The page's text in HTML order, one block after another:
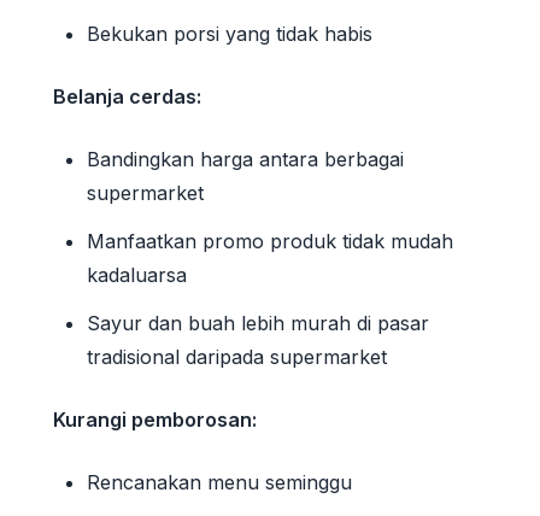
Bekukan porsi yang tidak habis
Belanja cerdas:
Bandingkan harga antara berbagai
supermarket
Manfaatkan promo produk tidak mudah
kadaluarsa
Sayur dan buah lebih murah di pasar
tradisional daripada supermarket
Kurangi pemborosan:
Rencanakan menu seminggu